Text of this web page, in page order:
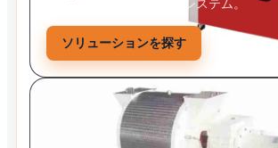
品、固形食品の自動包装システム。
ソリューションを探す